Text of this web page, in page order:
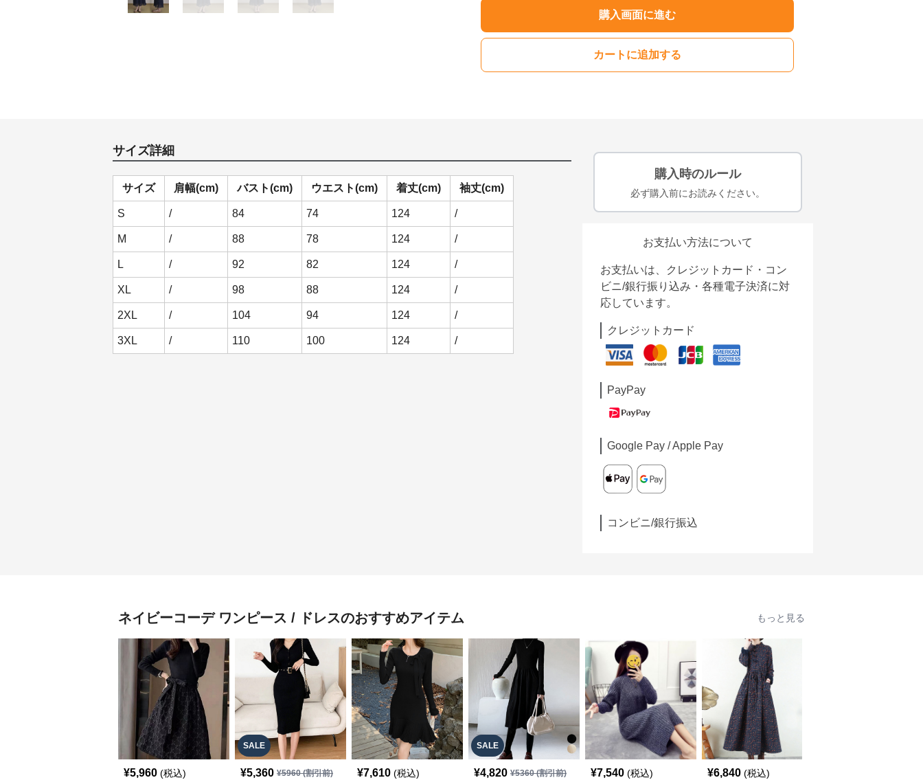
購入画面に進む
カートに追加する
サイズ詳細
サイズ 肩幅(cm) バスト(cm) ウエスト(cm) 着丈(cm) 袖丈(cm)
S / 84 74 124 /
M / 88 78 124 /
L / 92 82 124 /
XL / 98 88 124 /
2XL / 104 94 124 /
3XL / 110 100 124 /
購入時のルール
必ず購入前にお読みください。
お支払い方法について
お支払いは、クレジットカード・コン
ビニ/銀行振り込み・各種電子決済に対
応しています。
クレジットカード
PayPay
Google Pay / Apple Pay
コンビニ/銀行振込
ネイビーコーデ ワンピース / ドレスのおすすめアイテム もっと見る
¥5,960 (税込)
SALE
¥5,360 ¥5960(割引前) ¥7,610 (税込)
SALE
¥4,820 ¥5360(割引前) ¥7,540 (税込) ¥6,840 (税込)